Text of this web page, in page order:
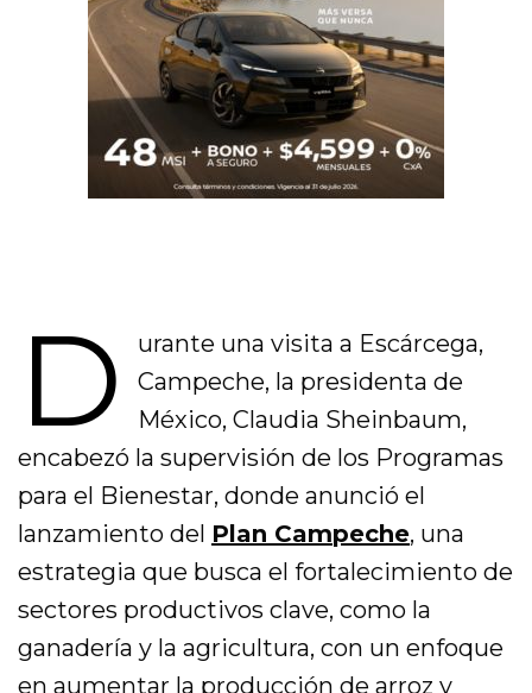
D
urante una visita a Escárcega,
Campeche, la presidenta de
México, Claudia Sheinbaum,
encabezó la supervisión de los Programas
para el Bienestar, donde anunció el
lanzamiento del Plan Campeche, una
estrategia que busca el fortalecimiento de
sectores productivos clave, como la
ganadería y la agricultura, con un enfoque
en aumentar la producción de arroz y